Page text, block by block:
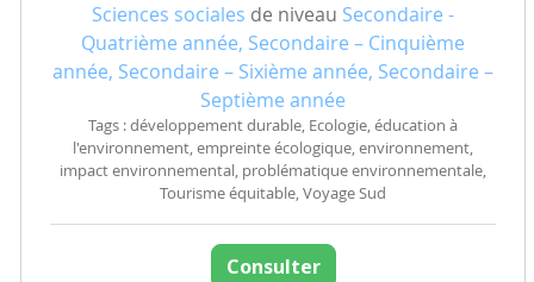
Sciences sociales de niveau Secondaire -
Quatrième année, Secondaire – Cinquième
année, Secondaire – Sixième année, Secondaire –
Septième année
Tags : développement durable, Ecologie, éducation à
l'environnement, empreinte écologique, environnement,
impact environnemental, problématique environnementale,
Tourisme équitable, Voyage Sud
Consulter